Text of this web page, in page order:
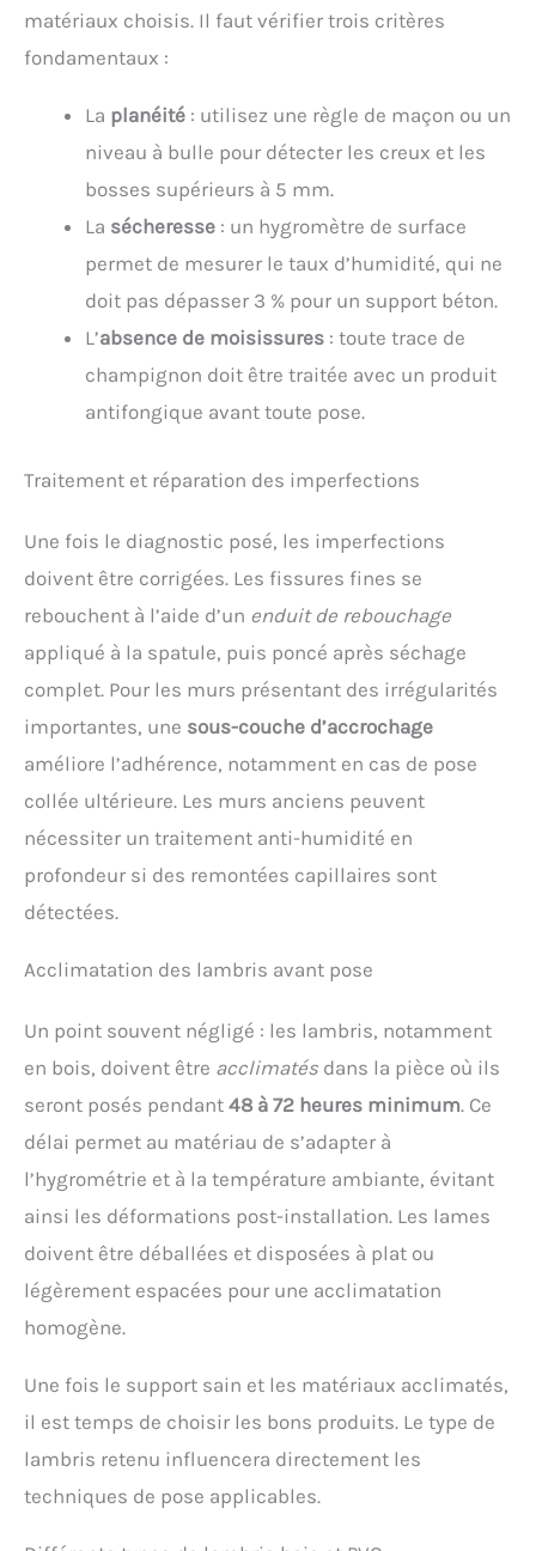
matériaux choisis. Il faut vérifier trois critères
fondamentaux :
La planéité : utilisez une règle de maçon ou un
niveau à bulle pour détecter les creux et les
bosses supérieurs à 5 mm.
La sécheresse : un hygromètre de surface
permet de mesurer le taux d’humidité, qui ne
doit pas dépasser 3 % pour un support béton.
L’absence de moisissures : toute trace de
champignon doit être traitée avec un produit
antifongique avant toute pose.
Traitement et réparation des imperfections
Une fois le diagnostic posé, les imperfections
doivent être corrigées. Les fissures fines se
rebouchent à l’aide d’un enduit de rebouchage
appliqué à la spatule, puis poncé après séchage
complet. Pour les murs présentant des irrégularités
importantes, une sous-couche d’accrochage
améliore l’adhérence, notamment en cas de pose
collée ultérieure. Les murs anciens peuvent
nécessiter un traitement anti-humidité en
profondeur si des remontées capillaires sont
détectées.
Acclimatation des lambris avant pose
Un point souvent négligé : les lambris, notamment
en bois, doivent être acclimatés dans la pièce où ils
seront posés pendant 48 à 72 heures minimum. Ce
délai permet au matériau de s’adapter à
l’hygrométrie et à la température ambiante, évitant
ainsi les déformations post-installation. Les lames
doivent être déballées et disposées à plat ou
légèrement espacées pour une acclimatation
homogène.
Une fois le support sain et les matériaux acclimatés,
il est temps de choisir les bons produits. Le type de
lambris retenu influencera directement les
techniques de pose applicables.